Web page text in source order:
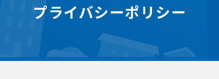
プライバシーポリシー